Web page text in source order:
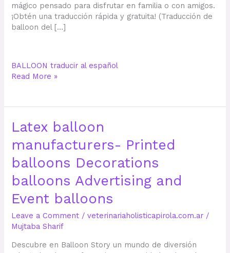
mágico pensado para disfrutar en familia o con amigos.
¡Obtén una traducción rápida y gratuita! (Traducción de
balloon del […]
BALLOON traducir al español
Read More »
Latex balloon
manufacturers- Printed
balloons Decorations
balloons Advertising and
Event balloons
Leave a Comment /veterinariaholisticapirola.com.ar /
Mujtaba Sharif
Descubre en Balloon Story un mundo de diversión